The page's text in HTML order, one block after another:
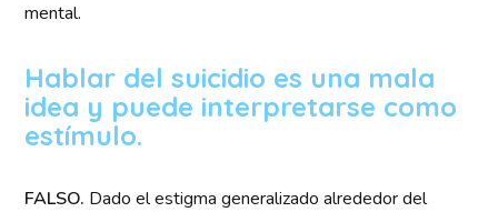
mental.
Hablar del suicidio es una mala
idea y puede interpretarse como
estímulo.
FALSO. Dado el estigma generalizado alrededor del